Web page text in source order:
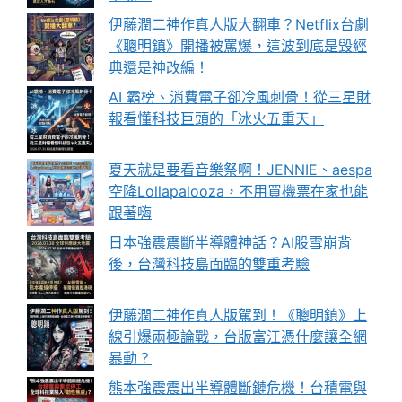
伊藤潤二神作真人版大翻車？Netflix台劇
《聰明鎮》開播被罵爆，這波到底是毀經
典還是神改編！
AI 霸榜、消費電子卻冷風刺骨！從三星財
報看懂科技巨頭的「冰火五重天」
夏天就是要看音樂祭啊！JENNIE、aespa
空降Lollapalooza，不用買機票在家也能
跟著嗨
日本強震震斷半導體神話？AI股雪崩背
後，台灣科技島面臨的雙重考驗
伊藤潤二神作真人版駕到！《聰明鎮》上
線引爆兩極論戰，台版富江憑什麼讓全網
暴動？
熊本強震震出半導體斷鏈危機！台積電與